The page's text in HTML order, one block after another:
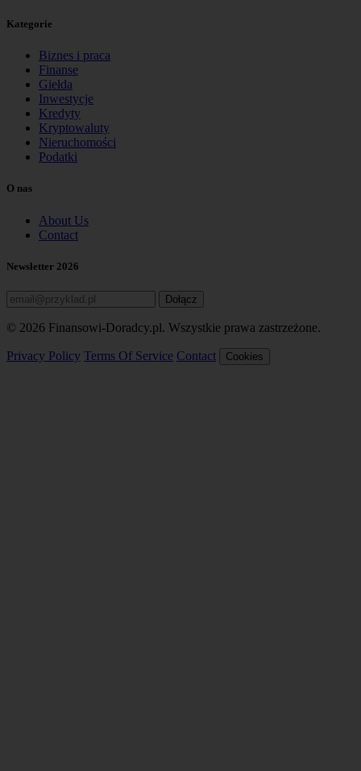
Kategorie
Biznes i praca
Finanse
Giełda
Inwestycje
Kredyty
Kryptowaluty
Nieruchomości
Podatki
O nas
About Us
Contact
Newsletter 2026
Dołącz
© 2026 Finansowi-Doradcy.pl. Wszystkie prawa zastrzeżone.
Privacy Policy Terms Of Service Contact Cookies